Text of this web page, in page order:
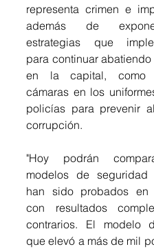
representa crimen e
además de
estrategias que
para continuar
en la capital, como
cámaras en los
policías para prevenir
corrupción.
"Hoy podrán
modelos de
han sido probados en
con resultados
contrarios. El modelo
que elevó a más de mil